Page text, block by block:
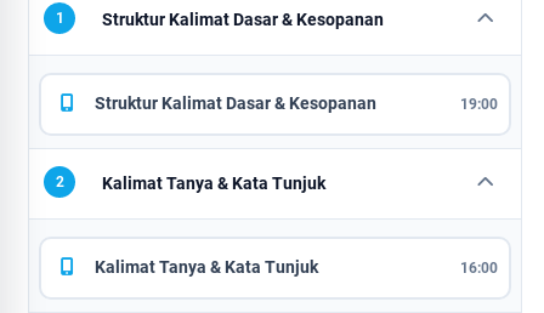
1 Struktur Kalimat Dasar & Kesopanan
Struktur Kalimat Dasar & Kesopanan 19:00
2 Kalimat Tanya & Kata Tunjuk
Kalimat Tanya & Kata Tunjuk 16:00